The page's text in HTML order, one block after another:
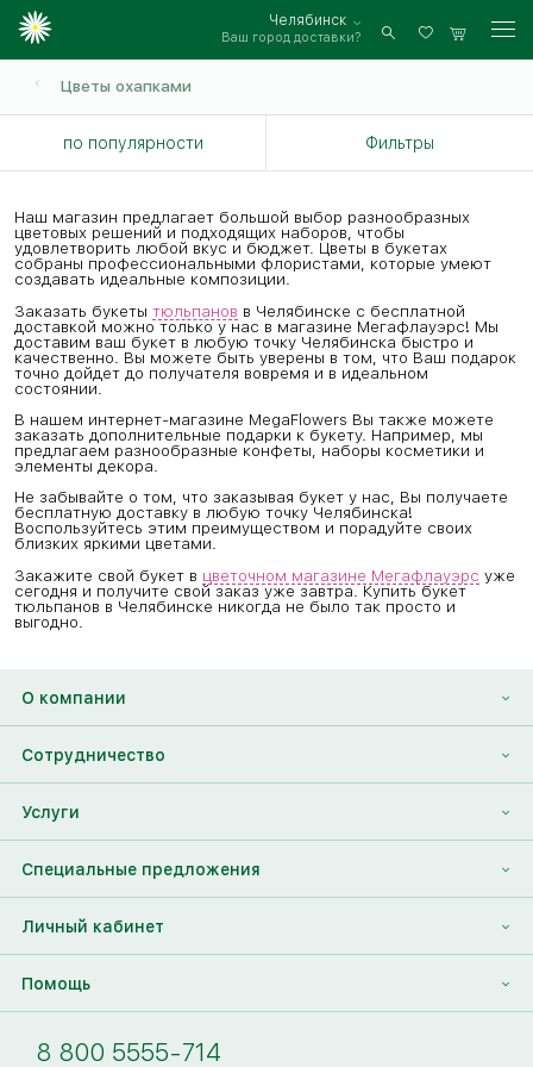
Челябинск
Ваш город доставки? Войти
Цветы охапками
по популярности Фильтры
Наш магазин предлагает большой выбор разнообразных
цветовых решений и подходящих наборов, чтобы
удовлетворить любой вкус и бюджет. Цветы в букетах
собраны профессиональными флористами, которые умеют
создавать идеальные композиции.
Заказать букеты тюльпанов в Челябинске с бесплатной
доставкой можно только у нас в магазине Мегафлауэрс! Мы
доставим ваш букет в любую точку Челябинска быстро и
качественно. Вы можете быть уверены в том, что Ваш подарок
точно дойдет до получателя вовремя и в идеальном
состоянии.
В нашем интернет-магазине MegaFlowers Вы также можете
заказать дополнительные подарки к букету. Например, мы
предлагаем разнообразные конфеты, наборы косметики и
элементы декора.
Не забывайте о том, что заказывая букет у нас, Вы получаете
бесплатную доставку в любую точку Челябинска!
Воспользуйтесь этим преимуществом и порадуйте своих
близких яркими цветами.
Закажите свой букет в цветочном магазине Мегафлауэрс уже
сегодня и получите свой заказ уже завтра. Купить букет
тюльпанов в Челябинске никогда не было так просто и
выгодно.
8 800 5555-714
О компании
О нас
Контакты
Видеогалерея
Новости
Сотрудничество
Франшиза
Партнеры Megaflowers
Услуги
Найти друга
Доставка цветов за границу
Специальные предложения
Накопительные скидки
Личный кабинет
Вход
Помощь